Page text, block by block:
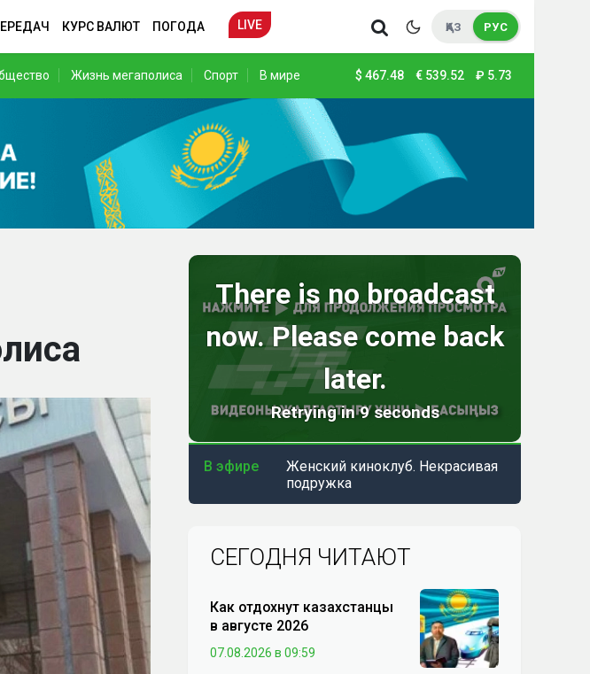
КУРС ВАЛЮТ ПОГОДА LIVE ҚАЗ РУС
Жизнь мегаполиса Спорт В мире $ 467.48 € 539.52 ₽ 5.73
В эфире
Женский киноклуб. Некрасивая
подружка
СЕГОДНЯ ЧИТАЮТ
Как отдохнут казахстанцы
в августе 2026
07.08.2026 в 09:59